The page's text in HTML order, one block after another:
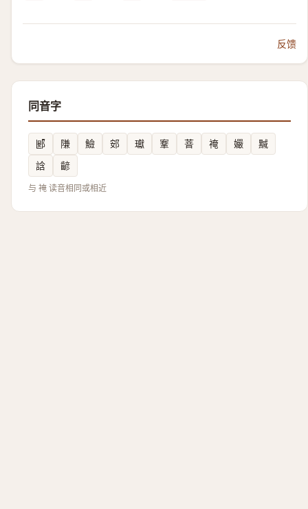
反馈
同音字
郾 隒 䲓 䢿 瓛 鞌 萻 䄋 孍
黬
誝
齴
与 裺 读音相同或相近